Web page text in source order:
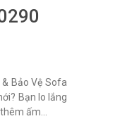
Bảo Vệ Sofa
Bạn lo lắng
ấm...